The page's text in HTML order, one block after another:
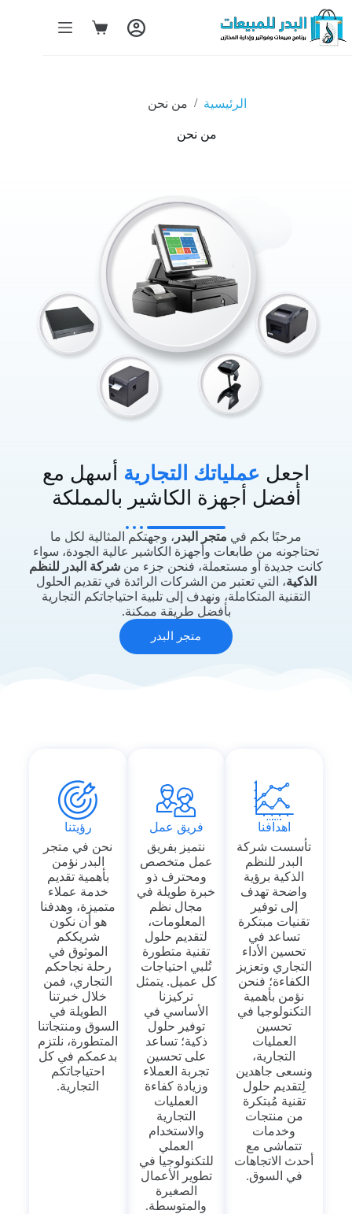
الرئيسية / من نحن
من نحن
اجعل عملياتك التجارية أسهل مع
أفضل أجهزة الكاشير بالمملكة
مرحبًا بكم في متجر البدر ، وجهتكم المثالية لكل ما
تحتاجونه من طابعات وأجهزة الكاشير عالية الجودة، سواء
كانت جديدة أو مستعملة، فنحن جزء من شركة البدر للنظم
الذكية، التي تعتبر من الشركات الرائدة في تقديم الحلول
التقنية المتكاملة، ونهدف إلى تلبية احتياجاتكم التجارية
بأفضل طريقة ممكنة.
متجر البدر
اهدافنا
تأسست شركة
البدر للنظم
الذكية برؤية
واضحة تهدف
إلى توفير
تقنيات مبتكرة
تساعد في
تحسين الأداء
التجاري وتعزيز
الكفاءة؛ فنحن
نؤمن بأهمية
التكنولوجيا في
تحسين
العمليات
التجارية،
ونسعى جاهدين
لِتقديم حلول
تقنية مُبتكرة
من منتجات
وخدمات
تتماشى مع
أحدث الاتجاهات
في السوق.
فريق عمل
نتميز بفريق
عمل متخصص
ومحترف ذو
خبرة طويلة في
مجال نظم
المعلومات،
لتقديم حلول
تقنية متطورة
تُلبي احتياجات
كل عميل. يتمثل
تركيزنا
الأساسي في
توفير حلول
ذكية؛ تساعد
على تحسين
تجربة العملاء
وزيادة كفاءة
العمليات
التجارية
والاستخدام
العملي
للتكنولوجيا في
تطوير الأعمال
الصغيرة
والمتوسطة.
رؤيتنا
نحن في متجر
البدر نؤمن
بأهمية تقديم
خدمة عملاء
متميزة، وهدفنا
هو أن نكون
شريككم
الموثوق في
رحلة نجاحكم
التجاري، فمن
خلال خبرتنا
الطويلة في
السوق ومنتجاتنا
المتطورة، نلتزم
بدعمكم في كل
احتياجاتكم
التجارية.